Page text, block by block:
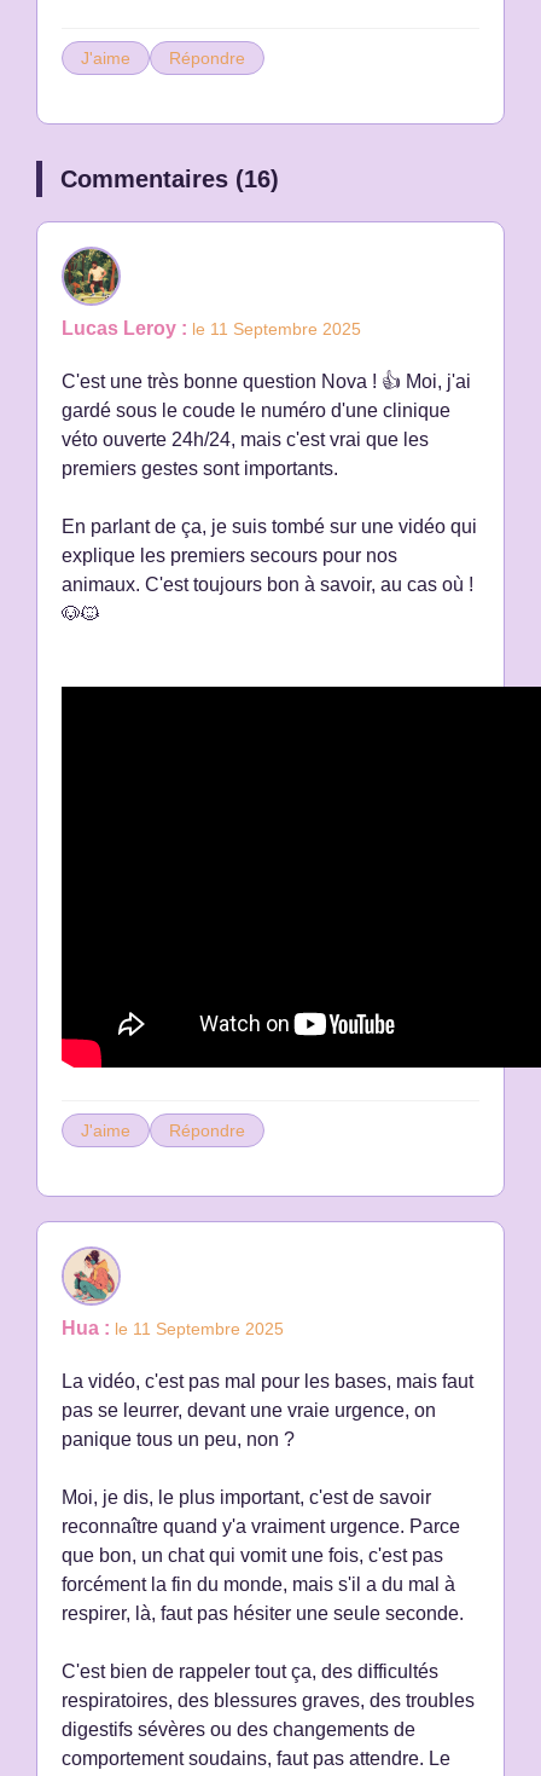
J'aime Répondre
Commentaires (16)
Lucas Leroy : le 11 Septembre 2025
C'est une très bonne question Nova ! 👍 Moi, j'ai
gardé sous le coude le numéro d'une clinique
véto ouverte 24h/24, mais c'est vrai que les
premiers gestes sont importants.
En parlant de ça, je suis tombé sur une vidéo qui
explique les premiers secours pour nos
animaux. C'est toujours bon à savoir, au cas où !
🐶🐱
J'aime Répondre
Hua : le 11 Septembre 2025
La vidéo, c'est pas mal pour les bases, mais faut
pas se leurrer, devant une vraie urgence, on
panique tous un peu, non ?
Moi, je dis, le plus important, c'est de savoir
reconnaître quand y'a vraiment urgence. Parce
que bon, un chat qui vomit une fois, c'est pas
forcément la fin du monde, mais s'il a du mal à
respirer, là, faut pas hésiter une seule seconde.
C'est bien de rappeler tout ça, des difficultés
respiratoires, des blessures graves, des troubles
digestifs sévères ou des changements de
comportement soudains, faut pas attendre. Le